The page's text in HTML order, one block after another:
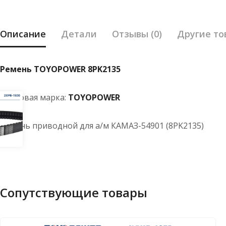
Описание Детали Отзывы (0) Другие
Ремень TOYOPOWER 8PK2135
Торговая марка: TOYOPOWER
Ремень приводной для а/м КАМАЗ-54901 (8PK2135)
Сопутствующие товары